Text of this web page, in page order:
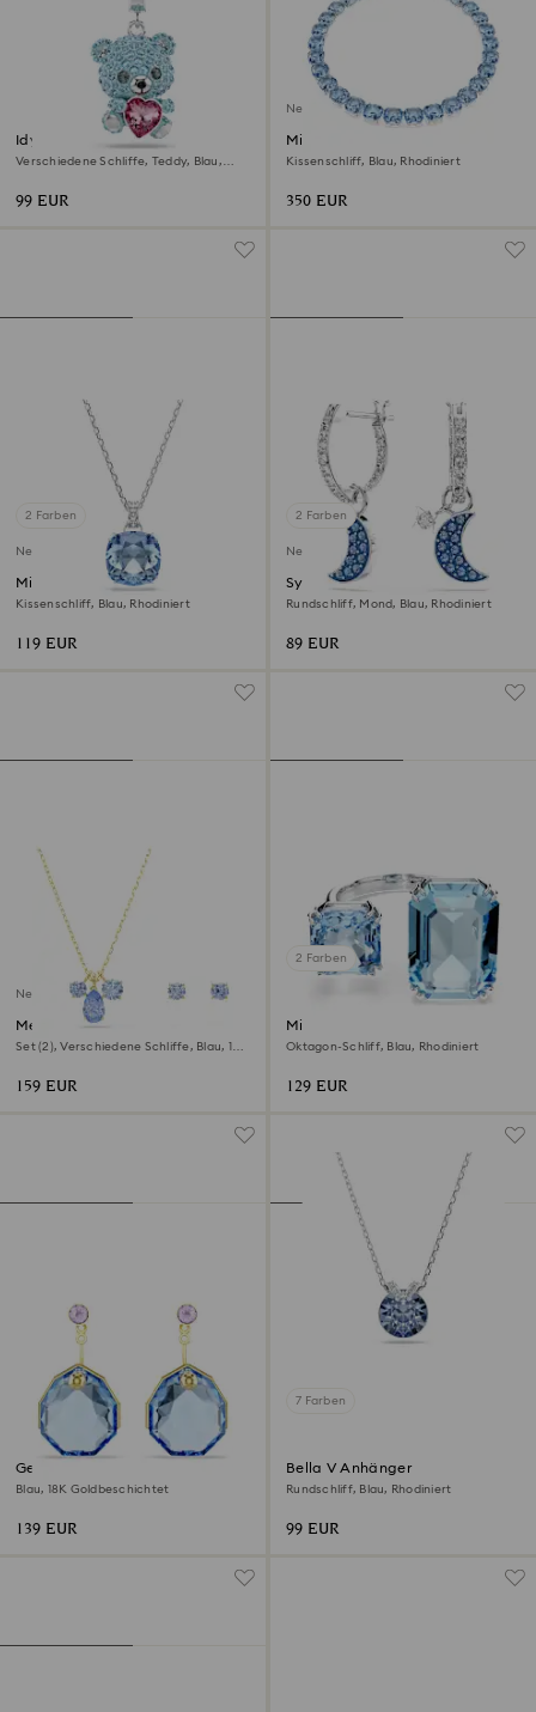
Idyllia Charm
Verschiedene Schliffe, Teddy, Blau,
99 EUR
Neu
Millenia Halskette
Kissenschliff, Blau, Rhodiniert
350 EUR
2 Farben
Neu
Millenia Anhänger
Kissenschliff, Blau, Rhodiniert
119 EUR
2 Farben
Neu
Symbolica Drop-Ohrhänger
Rundschliff, Mond, Blau, Rhodiniert
89 EUR
Neu
Mesmera Set
Set (2), Verschiedene Schliffe, Blau, 18K
159 EUR
2 Farben
Millenia Offener Ring
Oktagon-Schliff, Blau, Rhodiniert
129 EUR
Gema Ohrring-Jackets
Blau, 18K Goldbeschichtet
139 EUR
7 Farben
Bella V Anhänger
Rundschliff, Blau, Rhodiniert
99 EUR